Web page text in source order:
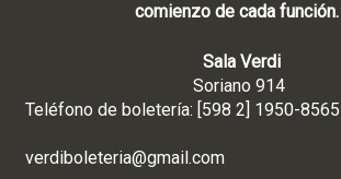
comienzo de cada función.
Sala Verdi
Soriano 914
Teléfono de boletería: [598 2]
verdiboleteria@gmail.com